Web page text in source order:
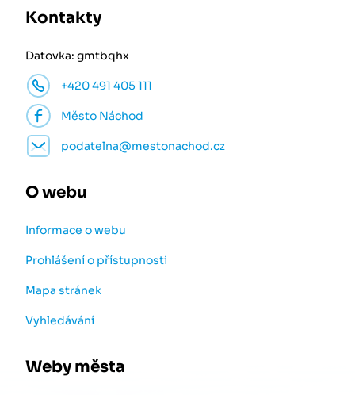
Kontakty
Datovka: gmtbqhx
+420 491 405 111
Město Náchod
podatelna@mestonachod.cz
O webu
Informace o webu
Prohlášení o přístupnosti
Mapa stránek
Vyhledávání
Weby města